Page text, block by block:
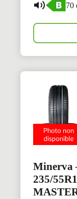
70
Minerva
235/